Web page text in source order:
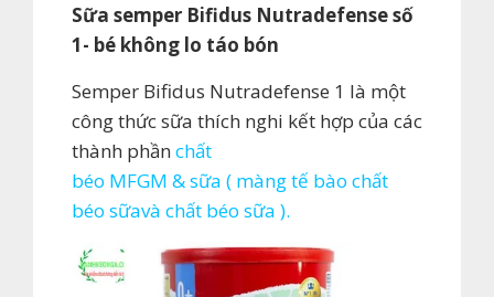
không
lo
táo
bón
số
lượng
Sữa semper Bifidus Nutradefense số
1- bé không lo táo bón
Semper Bifidus Nutradefense 1 là một
công thức sữa thích nghi kết hợp của các
thành phần chất
béo MFGM &sữa ( màng tế bào chất
béo sữavà chất béo sữa ).